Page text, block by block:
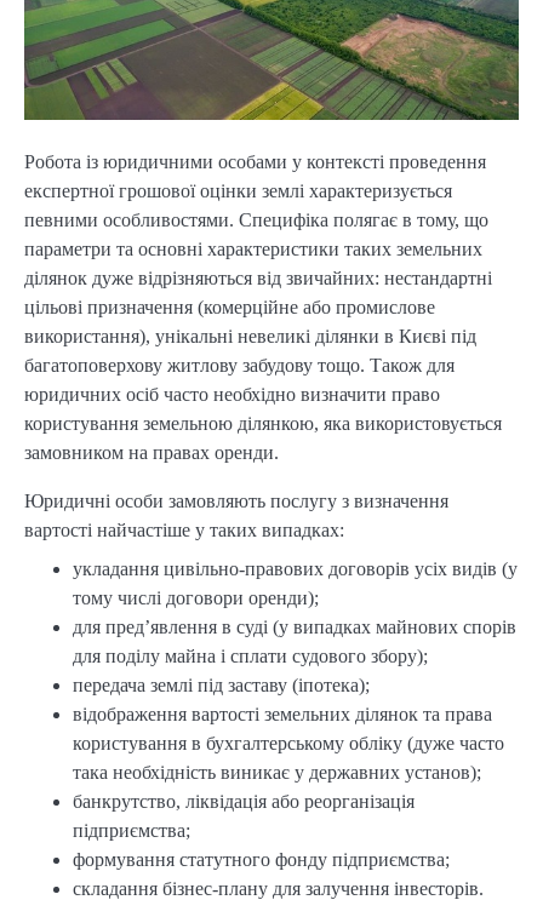
Робота із юридичними особами у контексті проведення
експертної грошової оцінки землі характеризується
певними особливостями. Специфіка полягає в тому, що
параметри та основні характеристики таких земельних
ділянок дуже відрізняються від звичайних: нестандартні
цільові призначення (комерційне або промислове
використання), унікальні невеликі ділянки в Києві під
багатоповерхову житлову забудову тощо. Також для
юридичних осіб часто необхідно визначити право
користування земельною ділянкою, яка використовується
замовником на правах оренди.
Юридичні особи замовляють послугу з визначення
вартості найчастіше у таких випадках:
укладання цивільно-правових договорів усіх видів (у
тому числі договори оренди);
для пред’явлення в суді (у випадках майнових спорів
для поділу майна і сплати судового збору);
передача землі під заставу (іпотека);
відображення вартості земельних ділянок та права
користування в бухгалтерському обліку (дуже часто
така необхідність виникає у державних установ);
банкрутство, ліквідація або реорганізація
підприємства;
формування статутного фонду підприємства;
складання бізнес-плану для залучення інвесторів.